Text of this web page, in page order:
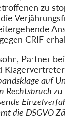
zu
CRIF
Partner
auf
Rechtsbruch zu
die DSGVO